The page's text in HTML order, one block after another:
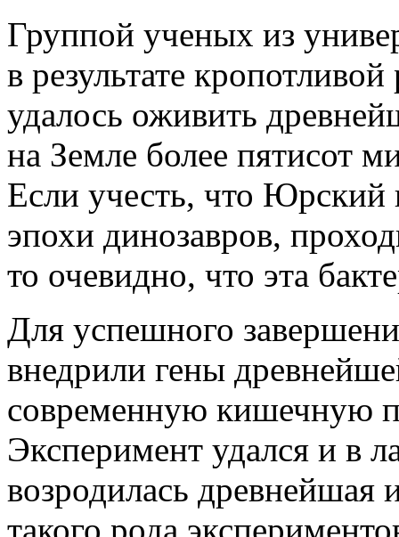
Группой ученых из
в результате
удалось оживить
на Земле более пятисот
Если учесть, что
эпохи динозавров,
то очевидно, что эта
Для успешного
внедрили гены
современную кишечную
Эксперимент удался и в
возродилась древнейшая
такого рода